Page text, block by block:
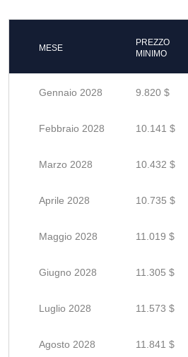
MESE
PREZZO
MINIMO
Gennaio 2028 9.820 $
Febbraio 2028 10.141 $
Marzo 2028 10.432 $
Aprile 2028 10.735 $
Maggio 2028 11.019 $
Giugno 2028 11.305 $
Luglio 2028 11.573 $
Agosto 2028 11.841 $